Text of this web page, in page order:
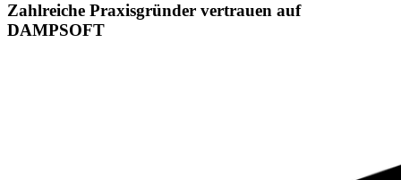
Zahlreiche Praxisgründer vertrauen auf
DAMPSOFT